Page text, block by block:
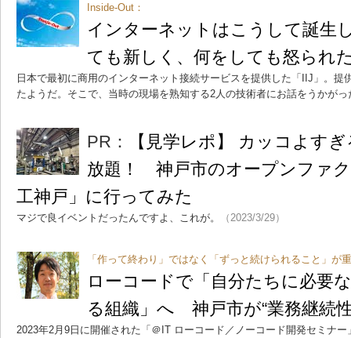
Inside-Out：
インターネットはこうして誕生
ても新しく、何をしても怒られ
日本で最初に商用のインターネット接続サービスを提供した「IIJ」。提
たようだ。そこで、当時の現場を熟知する2人の技術者にお話をうかがっ
PR：
【見学レポ】 カッコよす
放題！ 神戸市のオープンファ
工神戸」に行ってみた
マジで良イベントだったんですよ、これが。 （2023/3/29）
「作って終わり」ではなく「ずっと続けられること」が
ローコードで「自分たちに必要
る組織」へ 神戸市が“業務継続
2023年2月9日に開催された「＠IT ローコード／ノーコード開発セミナ